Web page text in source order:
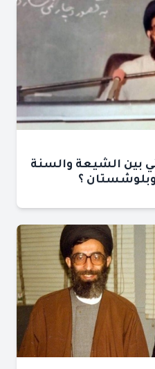
بين الشيعة والسنة
؟